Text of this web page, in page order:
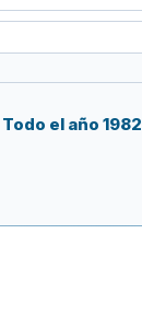
Todo el año 1982